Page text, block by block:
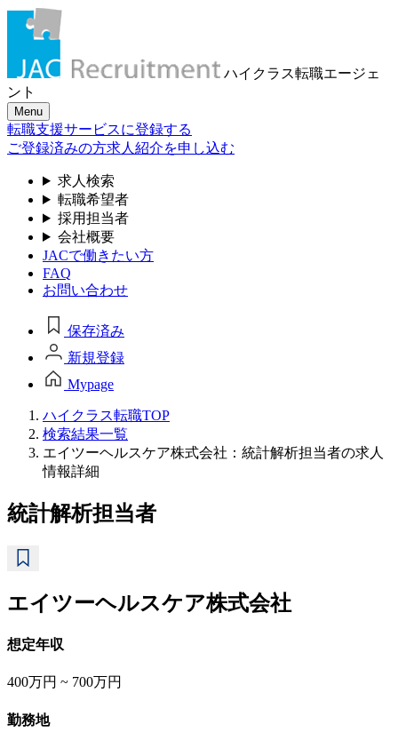
ハイクラス転職エージェ
ント
Menu
転職支援サービスに登録する
ご登録済みの方求人紹介を申し込む
求人検索
転職希望者
採用担当者
会社概要
JACで働きたい方
FAQ
お問い合わせ
保存済み
新規登録
Mypage
ハイクラス転職TOP
検索結果一覧
エイツーヘルスケア株式会社：統計解析担当者の求人
情報詳細
統計解析担当者
エイツーヘルスケア株式会社
想定年収
400万円 ~ 700万円
勤務地